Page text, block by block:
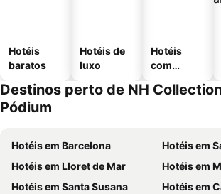
Hotéis
baratos
Hotéis de
luxo
Hotéis
com
Destinos perto de NH
Pódium
Hotéis em Barcelona
Hotéis em
Hotéis em Lloret de Mar
Hotéis em
Hotéis em Santa Susana
Hotéis em